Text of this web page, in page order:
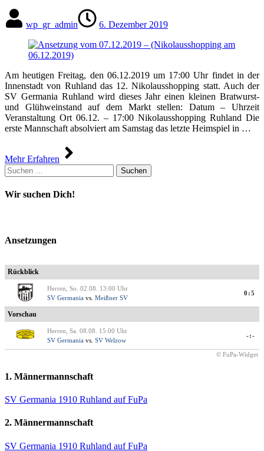
wp_gr_admin 6. Dezember 2019
Am heutigen Freitag, den 06.12.2019 um 17:00 Uhr findet in der
Innenstadt von Ruhland das 12. Nikolausshopping statt. Auch der
SV Germania Ruhland wird dieses Jahr einen kleinen Bratwurst-
und Glühweinstand auf dem Markt stellen: Datum – Uhrzeit
Veranstaltung Ort 06.12. – 17:00 Nikolausshopping Ruhland Die
erste Mannschaft absolviert am Samstag das letzte Heimspiel in …
Mehr Erfahren
Suchen
nach:
Wir suchen Dich!
Ansetzungen
Rückblick
Herren, So. 02.08. 13:00 Uhr
SV Germania vs. Meißner SV
0:5
Vorschau
Herren, Sa. 08.08. 15:00 Uhr
SV Germania vs. SV Welzow
-:-
© FuPa-Widget
1. Männermannschaft
SV Germania 1910 Ruhland auf FuPa
2. Männermannschaft
SV Germania 1910 Ruhland auf FuPa